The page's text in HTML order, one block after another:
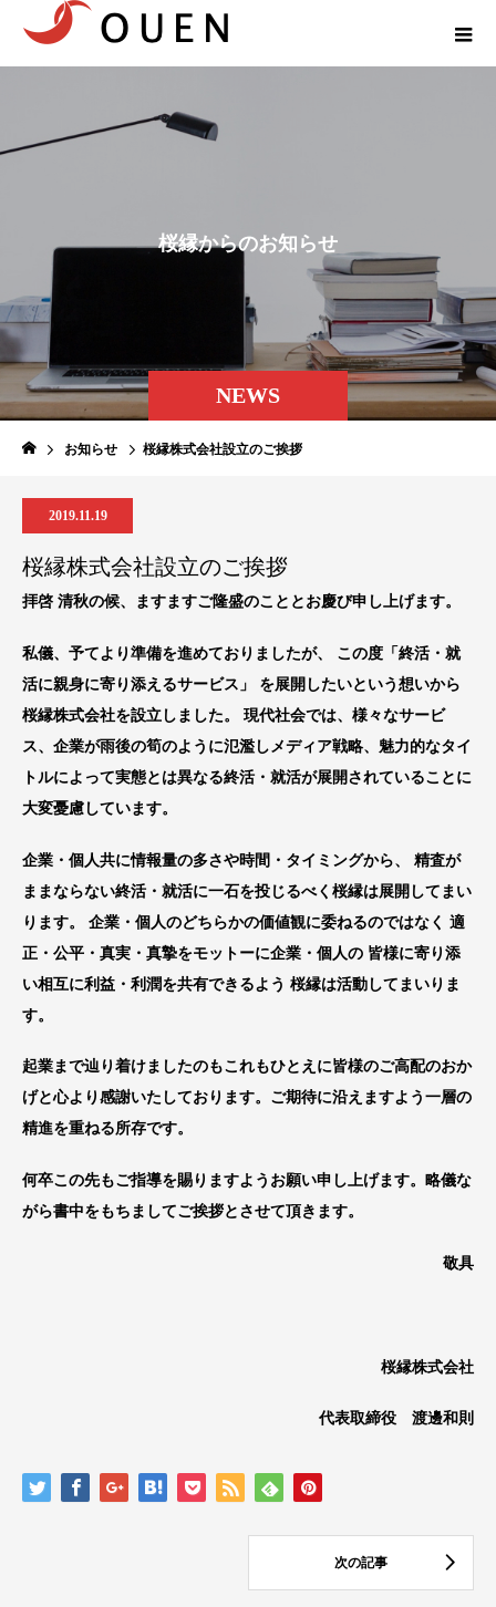
NEWS
桜縁からのお知 らせ
お知らせ 桜縁株式会社設立のご挨拶
2019.11.19
桜縁株式会社設立のご挨拶
拝啓 清秋の候、ますますご隆盛のこととお慶び申し上げます。
私儀、予てより準備を進めておりましたが、 この度「終活・就
活に親身に寄り添えるサービス」 を展開したいという想いから
桜縁株式会社を設立しました。 現代社会では、様々なサービ
ス、企業が雨後の筍のように氾濫しメディア戦略、魅力的なタイ
トルによって実態とは異なる終活・就活が展開されていることに
大変憂慮しています。
企業・個人共に情報量の多さや時間・タイミングから、 精査が
ままならない終活・就活に一石を投じるべく桜縁は展開してまい
ります。 企業・個人のどちらかの価値観に委ねるのではなく 適
正・公平・真実・真摯をモットーに企業・個人の 皆様に寄り添
い相互に利益・利潤を共有できるよう 桜縁は活動してまいりま
す。
起業まで辿り着けましたのもこれもひとえに皆様のご高配のおか
げと心より感謝いたしております。ご期待に沿えますよう一層の
精進を重ねる所存です。
何卒この先もご指導を賜りますようお願い申し上げます。略儀な
がら書中をもちましてご挨拶とさせて頂きます。
敬具
桜縁株式会社
代表取締役 渡邊和則